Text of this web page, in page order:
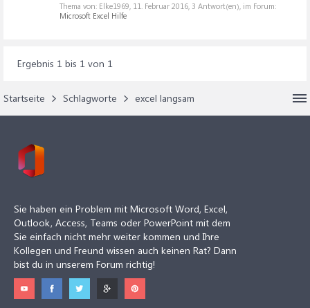
Thema von: Elke1969, 11. Februar 2016, 3 Antwort(en), im Forum:
Microsoft Excel Hilfe
Ergebnis 1 bis 1 von 1
Startseite Schlagworte excel langsam
Sie haben ein Problem mit Microsoft Word, Excel,
Outlook, Access, Teams oder PowerPoint mit dem
Sie einfach nicht mehr weiter kommen und Ihre
Kollegen und Freund wissen auch keinen Rat? Dann
bist du in unserem Forum richtig!